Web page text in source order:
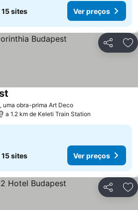
15 sites Ver preços
Partilhar
uma obra-prima Art Deco
a 1.2 km de Keleti Train Station
15 sites Ver preços
Partilhar